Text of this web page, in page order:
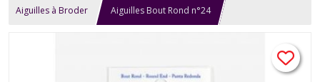
Aiguilles à Broder Aiguilles Bout Rond n°24